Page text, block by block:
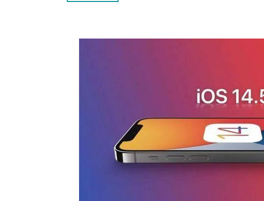
A APPLE MÚSICA